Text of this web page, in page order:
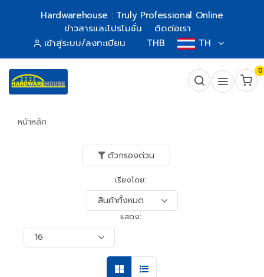
Hardwarehouse : Truly Professional Online
ข่าวสารและโปรโมชั่น
ติดต่อเรา
เข้าสู่ระบบ/ลงทะเบียน
THB TH
0
หน้าหลัก
ตัวกรองด่วน
เรียงโดย:
แสดง: